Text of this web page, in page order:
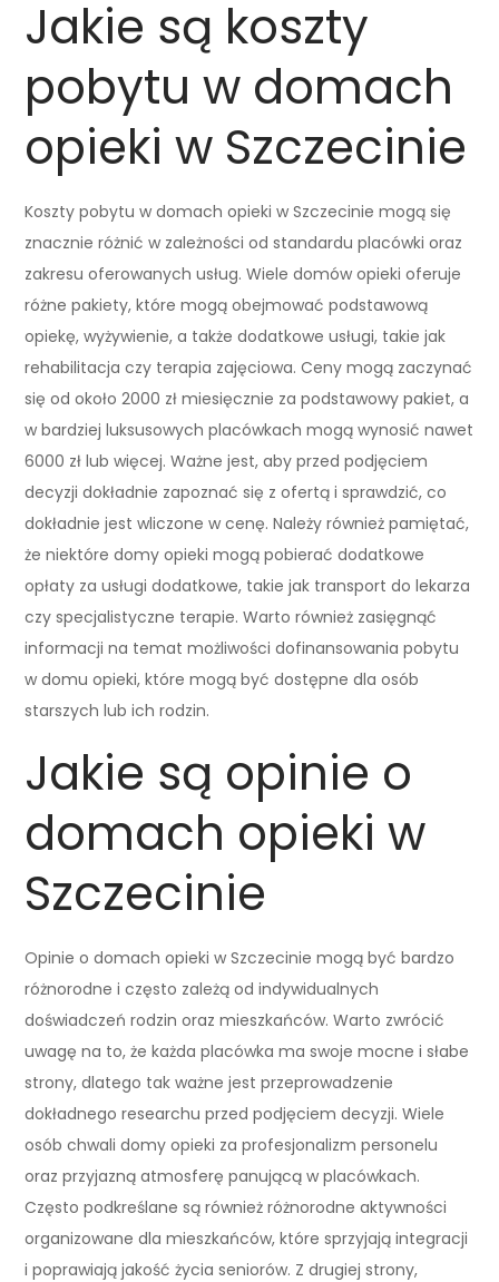
Jakie są koszty
pobytu w domach
opieki w Szczecinie
Koszty pobytu w domach opieki w Szczecinie mogą się
znacznie różnić w zależności od standardu placówki oraz
zakresu oferowanych usług. Wiele domów opieki oferuje
różne pakiety, które mogą obejmować podstawową
opiekę, wyżywienie, a także dodatkowe usługi, takie jak
rehabilitacja czy terapia zajęciowa. Ceny mogą zaczynać
się od około 2000 zł miesięcznie za podstawowy pakiet, a
w bardziej luksusowych placówkach mogą wynosić nawet
6000 zł lub więcej. Ważne jest, aby przed podjęciem
decyzji dokładnie zapoznać się z ofertą i sprawdzić, co
dokładnie jest wliczone w cenę. Należy również pamiętać,
że niektóre domy opieki mogą pobierać dodatkowe
opłaty za usługi dodatkowe, takie jak transport do lekarza
czy specjalistyczne terapie. Warto również zasięgnąć
informacji na temat możliwości dofinansowania pobytu
w domu opieki, które mogą być dostępne dla osób
starszych lub ich rodzin.
Jakie są opinie o
domach opieki w
Szczecinie
Opinie o domach opieki w Szczecinie mogą być bardzo
różnorodne i często zależą od indywidualnych
doświadczeń rodzin oraz mieszkańców. Warto zwrócić
uwagę na to, że każda placówka ma swoje mocne i słabe
strony, dlatego tak ważne jest przeprowadzenie
dokładnego researchu przed podjęciem decyzji. Wiele
osób chwali domy opieki za profesjonalizm personelu
oraz przyjazną atmosferę panującą w placówkach.
Często podkreślane są również różnorodne aktywności
organizowane dla mieszkańców, które sprzyjają integracji
i poprawiają jakość życia seniorów. Z drugiej strony,